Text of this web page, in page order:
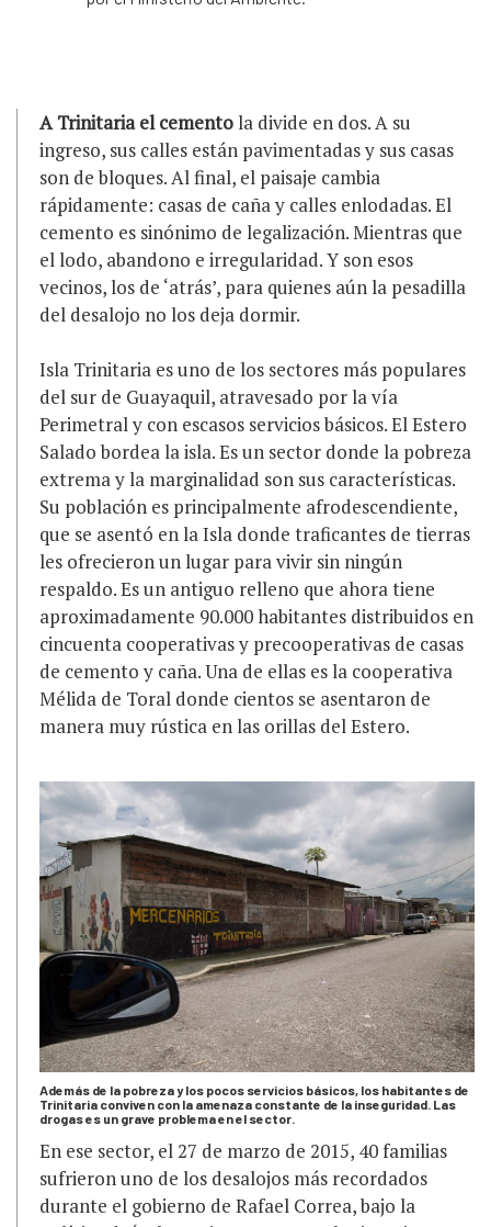
ATrinitaria el cementola divide en dos. A su
ingreso, sus calles están pavimentadas y sus casas
son de bloques. Al final, el paisaje cambia
rápidamente: casas de caña y calles enlodadas. El
cemento es sinónimo de legalización. Mientras que
el lodo, abandono e irregularidad. Y son esos
vecinos, los de ‘atrás’, para quienes aún la pesadilla
del desalojo no los deja dormir.
Isla Trinitaria es uno de los sectores más populares
del sur de Guayaquil, atravesado por la vía
Perimetral y con escasos servicios básicos. El Estero
Salado bordea la isla. Es un sector donde la pobreza
extrema y la marginalidad son sus características.
Su población es principalmente afrodescendiente,
que se asentó en la Isla donde traficantes de tierras
les ofrecieron un lugar para vivir sin ningún
respaldo. Es un antiguo relleno que ahora tiene
aproximadamente 90.000 habitantes distribuidos en
cincuenta cooperativas y precooperativas de casas
de cemento y caña. Una de ellas es la cooperativa
Mélida de Toral donde cientos se asentaron de
manera muy rústica en las orillas del Estero.
Además de la pobreza y los pocos servicios básicos, los habitantes de
Trinitaria conviven con la amenaza constante de la inseguridad. Las
drogas es un grave problema en el sector.
En ese sector, el 27 de marzo de 2015, 40 familias
sufrieron uno de los desalojos más recordados
durante el gobierno de Rafael Correa, bajo la